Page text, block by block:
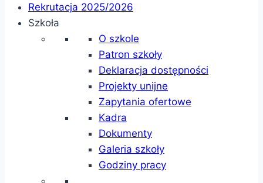
Rekrutacja 2025/2026
Szkoła
O szkole
Patron szkoły
Deklaracja dostępności
Projekty unijne
Zapytania ofertowe
Kadra
Dokumenty
Galeria szkoły
Godziny pracy